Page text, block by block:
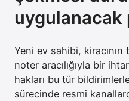
uygulanacak
Yeni ev sahibi,
noter aracılığıyla bir
hakları bu tür
sürecinde resmi